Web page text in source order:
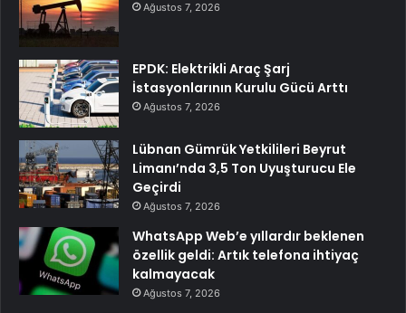
Ağustos 7, 2026
EPDK: Elektrikli Araç Şarj
İstasyonlarının Kurulu Gücü Arttı
Ağustos 7, 2026
Lübnan Gümrük Yetkilileri Beyrut
Limanı’nda 3,5 Ton Uyuşturucu Ele
Geçirdi
Ağustos 7, 2026
WhatsApp Web’e yıllardır beklenen
özellik geldi: Artık telefona ihtiyaç
kalmayacak
Ağustos 7, 2026